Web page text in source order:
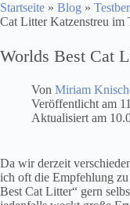
Startseite » Blog »
Cat Litter Katzenstreu im
Worlds Best Cat
Von Miriam
Veröffentlicht am
Aktualisiert am
Da wir derzeit
ich oft die Empfehlung
Best Cat Litter“ gern